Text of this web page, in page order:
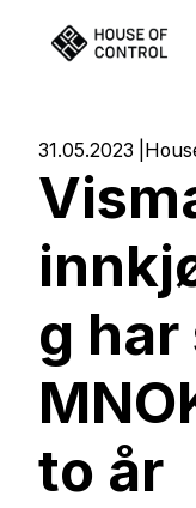
31.05.2023
g
to år